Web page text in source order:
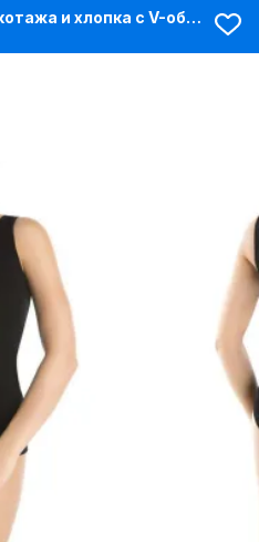
Черная майка из трикотажа и хлопка с V-образным вырезом